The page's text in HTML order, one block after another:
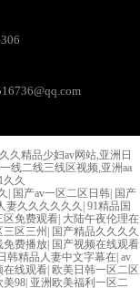
久精品少妇av网站,亚洲日
线二线三线区视频,亚洲aa
久
国产av一区二区日韩 国产
妻久久久久久久 91精品国
区免费观看 大陆午夜伦理在
区三州
国产精品久久久久
免费播放 国产视频在线观看
韩精品人妻中文字幕在 av
在线观看 欧美日韩一区二区
美98 亚洲欧美福利一区二